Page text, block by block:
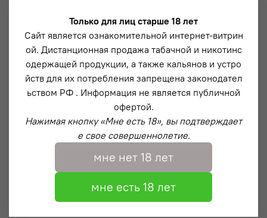
надлежащего качества, имеющего индивидуально-
определенные свойства, если указанный товар может
быть использован исключительно приобретающим его
потребителем ( прим.: если товар изготовлен на заказ
При отказе потребителя от товара продавец должен
возвратить ему денежную сумму, уплаченную
потребителем по договору, за исключением расходов
продавца на доставку от потребителя возвращенного
товара, не позднее чем через десять дней со дня
предъявления потребителем соответствующего
требования.
Контакты для связи с магазином по вопросам обмена
Только для лиц старше 18 лет
Сайт является ознакомительной интернет-витрин
ой. Дистанционная продажа табачной и никотинс
одержащей продукции, а также кальянов и устро
йств для их потребления запрещена законодател
ьством РФ . Информация не является публичной
офертой.
Нажимая кнопку «Мне есть 18», вы подтверждает
е свое совершеннолетие.
мне нет 18 лет
мне есть 18 лет